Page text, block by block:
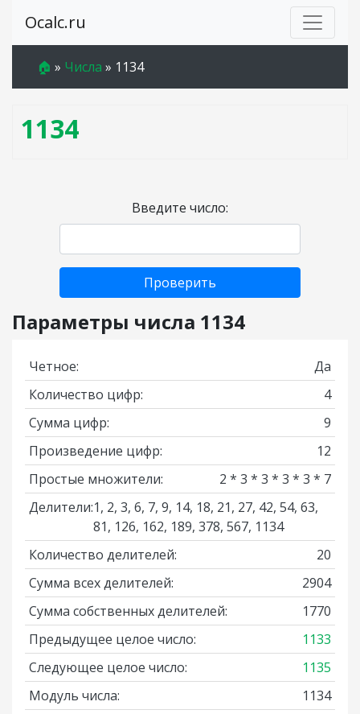
Ocalc.ru
🏠 » Числа » 1134
1134
Введите число:
Проверить
Параметры числа 1134
Четное:
Да
Количество цифр:
4
Сумма цифр:
9
Произведение цифр:
12
Простые множители:
2 * 3 * 3 * 3 * 3 * 7
Делители:1, 2, 3, 6, 7, 9, 14, 18, 21, 27, 42, 54, 63,
81, 126, 162, 189, 378, 567, 1134
Количество делителей:
20
Сумма всех делителей:
2904
Сумма собственных делителей:
1770
Предыдущее целое число:
1133
Следующее целое число:
1135
Модуль числа:
1134